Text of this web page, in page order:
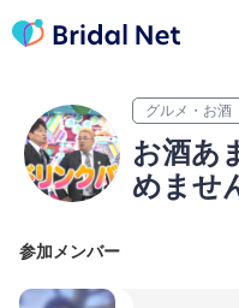
グルメ・お酒
お酒あ
めませ
参加メンバー